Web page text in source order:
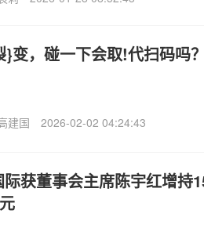
}变，碰一下会取!代扫码吗
建国 2026-02-02 04:24:43
际获董事会主席陈宇红增持